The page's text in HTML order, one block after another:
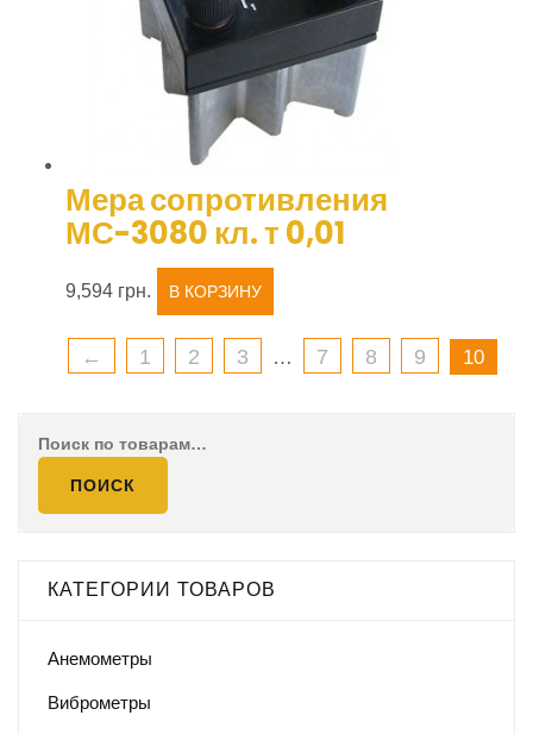
Мера сопротивления
МС-3080 кл. т 0,01
9,594 грн. В КОРЗИНУ
← 1 2 3 … 7 8 9 10
ПОИСК
КАТЕГОРИИ ТОВАРОВ
Анемометры
Виброметры